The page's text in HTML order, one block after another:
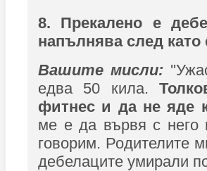
8. Прекалено е
напълнява след като
Вашите мисли:
едва 50 кила.
фитнес и да не яде
ме е да вървя с него
говорим. Родителите
дебелаците умирали